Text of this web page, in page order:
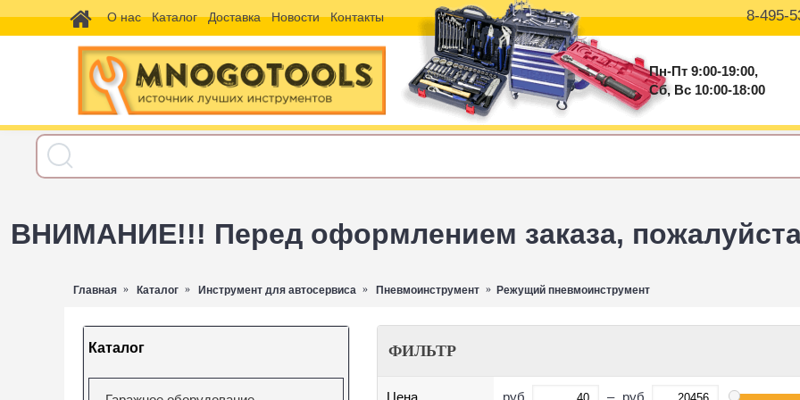
О нас Каталог Доставка Новости Контакты 8-495-
Пн-Пт 9:00-19:00,
Сб, Вс 10:00-18:00
ВНИМАНИЕ!!! Перед оформлением заказа, пожалуйста
Главная Каталог Инструмент для автосервиса Пневмоинструмент Режущий пневмоинструмент
Каталог ФИЛЬТР
Цена руб. – руб.